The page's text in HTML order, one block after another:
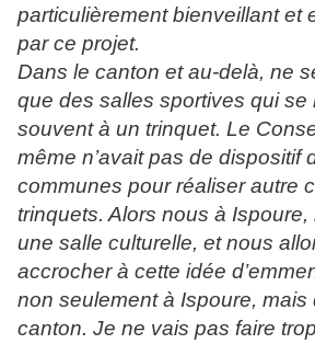
particulièrement bienveillant et
par ce projet.
Dans le canton et au-delà, ne
que des salles sportives qui se
souvent à un trinquet. Le
même n’avait pas de dispositif
communes pour réaliser autre
trinquets. Alors nous à
une salle culturelle, et nous
accrocher à cette idée
non seulement à Ispoure, mais
canton. Je ne vais pas faire